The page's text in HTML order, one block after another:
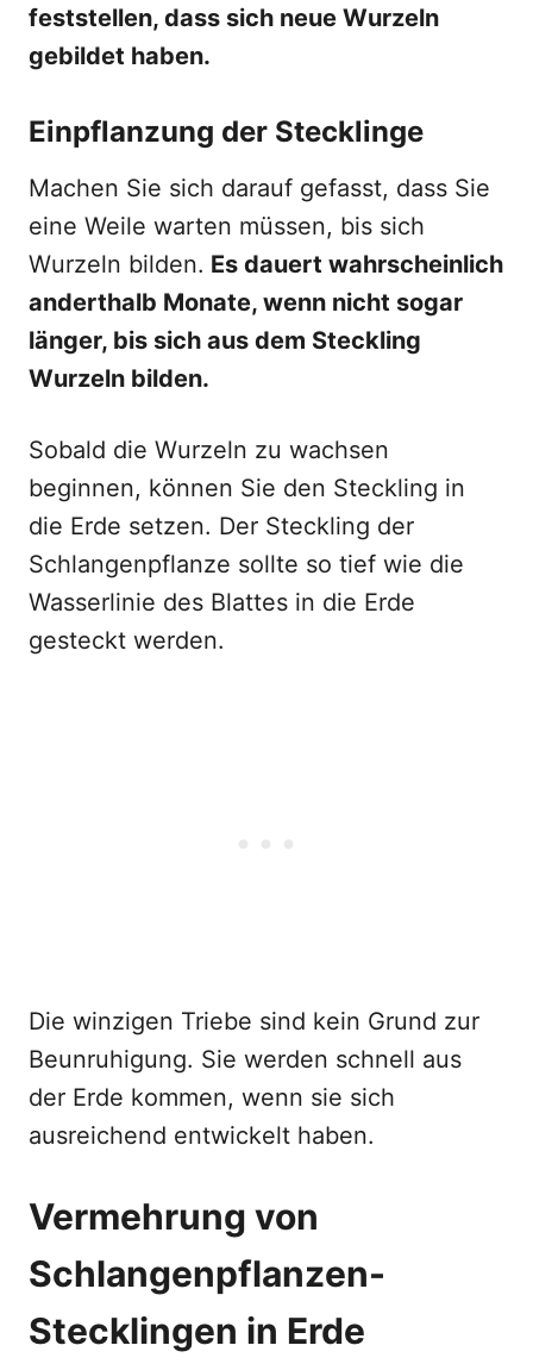
feststellen, dass sich neue Wurzeln
gebildet haben.
Einpflanzung der Stecklinge
Machen Sie sich darauf gefasst, dass Sie
eine Weile warten müssen, bis sich
Wurzeln bilden. Es dauert wahrscheinlich
anderthalb Monate, wenn nicht sogar
länger, bis sich aus dem Steckling
Wurzeln bilden.
Sobald die Wurzeln zu wachsen
beginnen, können Sie den Steckling in
die Erde setzen. Der Steckling der
Schlangenpflanze sollte so tief wie die
Wasserlinie des Blattes in die Erde
gesteckt werden.
Die winzigen Triebe sind kein Grund zur
Beunruhigung. Sie werden schnell aus
der Erde kommen, wenn sie sich
ausreichend entwickelt haben.
Vermehrung von
Schlangenpflanzen-
Stecklingen in Erde